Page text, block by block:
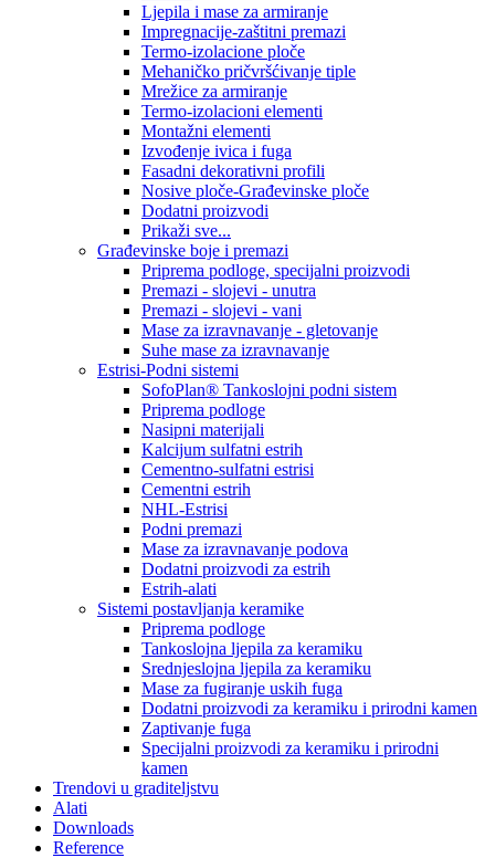
Ljepila i mase za armiranje
Impregnacije-zaštitni premazi
Termo-izolacione ploče
Mehaničko pričvršćivanje tiple
Mrežice za armiranje
Termo-izolacioni elementi
Montažni elementi
Izvođenje ivica i fuga
Fasadni dekorativni profili
Nosive ploče-Građevinske ploče
Dodatni proizvodi
Prikaži sve...
Građevinske boje i premazi
Priprema podloge, specijalni proizvodi
Premazi - slojevi - unutra
Premazi - slojevi - vani
Mase za izravnavanje - gletovanje
Suhe mase za izravnavanje
Estrisi-Podni sistemi
SofoPlan® Tankoslojni podni sistem
Priprema podloge
Nasipni materijali
Kalcijum sulfatni estrih
Cementno-sulfatni estrisi
Cementni estrih
NHL-Estrisi
Podni premazi
Mase za izravnavanje podova
Dodatni proizvodi za estrih
Estrih-alati
Sistemi postavljanja keramike
Priprema podloge
Tankoslojna ljepila za keramiku
Srednjeslojna ljepila za keramiku
Mase za fugiranje uskih fuga
Dodatni proizvodi za keramiku i prirodni kamen
Zaptivanje fuga
Specijalni proizvodi za keramiku i prirodni
kamen
Trendovi u graditeljstvu
Alati
Downloads
Reference